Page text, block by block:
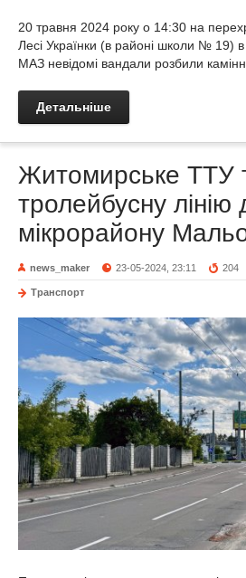
20 травня 2024 року о 14:30 на
Лесі Українки (в районі школи № 19)
МАЗ невідомі вандали розбили
Детальніше
Житомирське ТТУ
тролейбусну лінію
мікрорайону
news_maker 23-05-2024, 23:11 204
Транспорт